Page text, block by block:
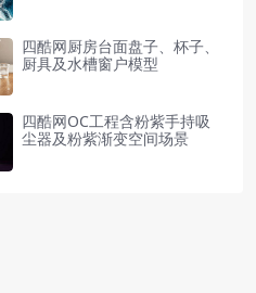
四酷网厨房台面盘子、杯子、
厨具及水槽窗户模型
四酷网OC工程含粉紫手持吸
尘器及粉紫渐变空间场景